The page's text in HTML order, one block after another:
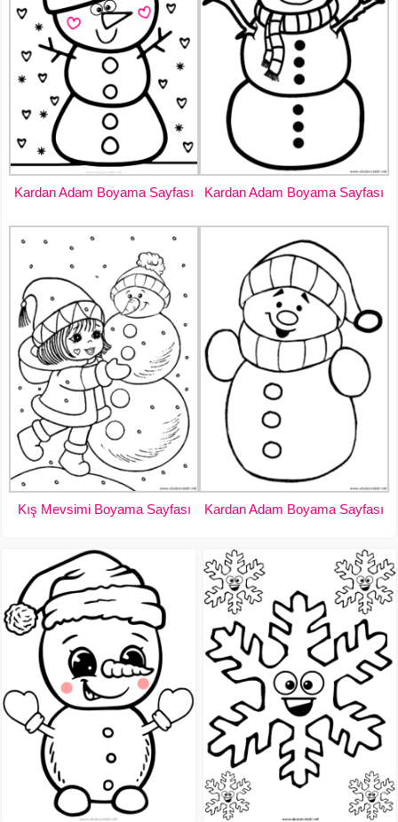
Kardan Adam Boyama Sayfası Kardan Adam Boyama Sayfası
Kış Mevsimi Boyama Sayfası Kardan Adam Boyama Sayfası